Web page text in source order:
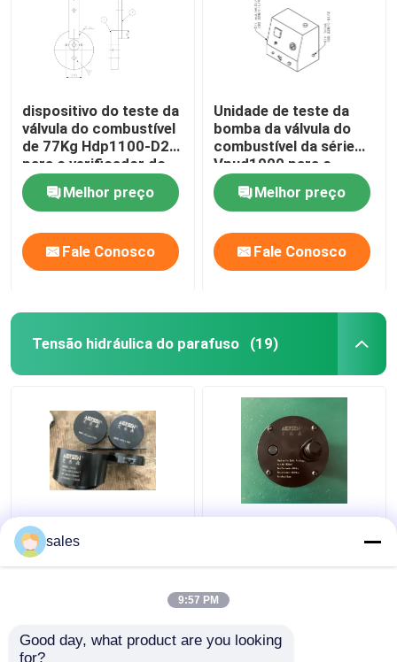
dispositivo do teste da
válvula do combustível
de 77Kg Hdp1100-D2
para o verificador do
motor diesel do CCM
Meb Mec MkMelhor preço
Fale Conosco
Unidade de teste da
bomba da válvula do
combustível da série
Vpud1000 para o
motor diesel do CCM
Meb Mec MkMelhor preço
Fale Conosco
Tensão hidráulica do parafuso (19)
Levantamento com
macaco máximo de
tensão do cilindro
Maca M36x4 do
Rod de S80mec
sales
9:57 PM
Good day, what product are you looking
for?